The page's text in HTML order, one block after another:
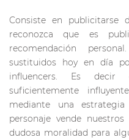
Consiste en publicitarse
reconozca que es
recomendación
sustituidos hoy en día
influencers. Es decir
suficientemente
mediante una
personaje vende
dudosa moralidad para